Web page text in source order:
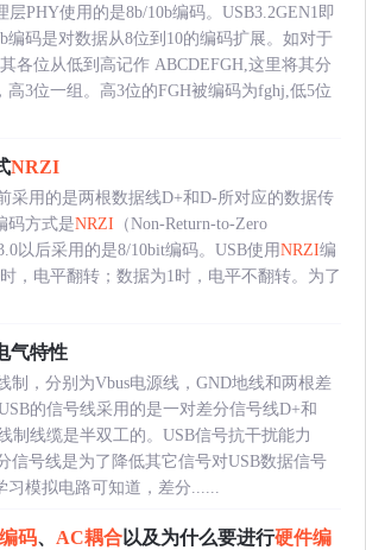
层PHY使用的是8b/10b编码。USB3.2GEN1即
编码是对数据从8位到10的编码扩展。如对于
各位从低到高记作 ABCDEFGH,这里将其分
高3位一组。高3位的FGH被编码为fghj,低5位
NRZI
采用的是两根数据线D+和D-所对应的数据传
码方式是NRZI （Non-Return-to-Zero
以后采用的是8/10bit编码。USB使用NRZI编
，电平翻转；数据为1时，电平不翻转。为了
气特性
制，分别为Vbus电源线，GND地线和两根差
的信号线采用的是一对差分信号线D+和
制线缆是半双工的。USB信号抗干扰能力
信号线是为了降低其它信号对USB数据信号
习模拟电路可知道，差分......
码、 AC耦合以及为什么要进行硬件编